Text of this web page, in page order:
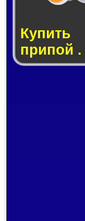
Купить
припой .